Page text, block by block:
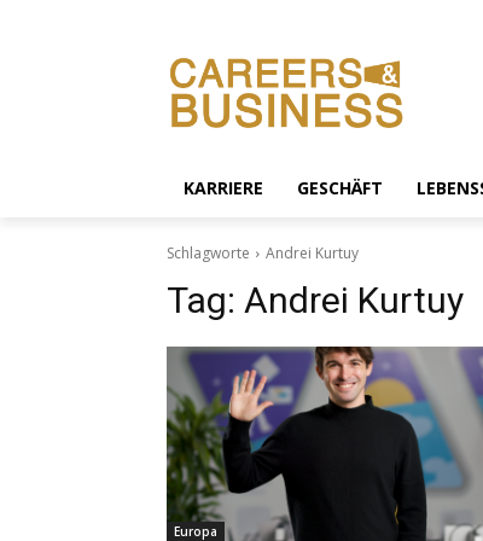
KARRIERE GESCHÄFT
Schlagworte Andrei Kurtuy
Tag: Andrei Kurtuy
Europa